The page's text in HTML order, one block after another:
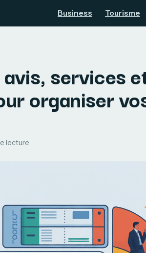
Business Tourisme
services
organiser
lecture